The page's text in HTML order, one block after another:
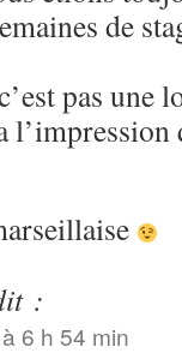
de
pas une
l’impression
:
6 h 54 min